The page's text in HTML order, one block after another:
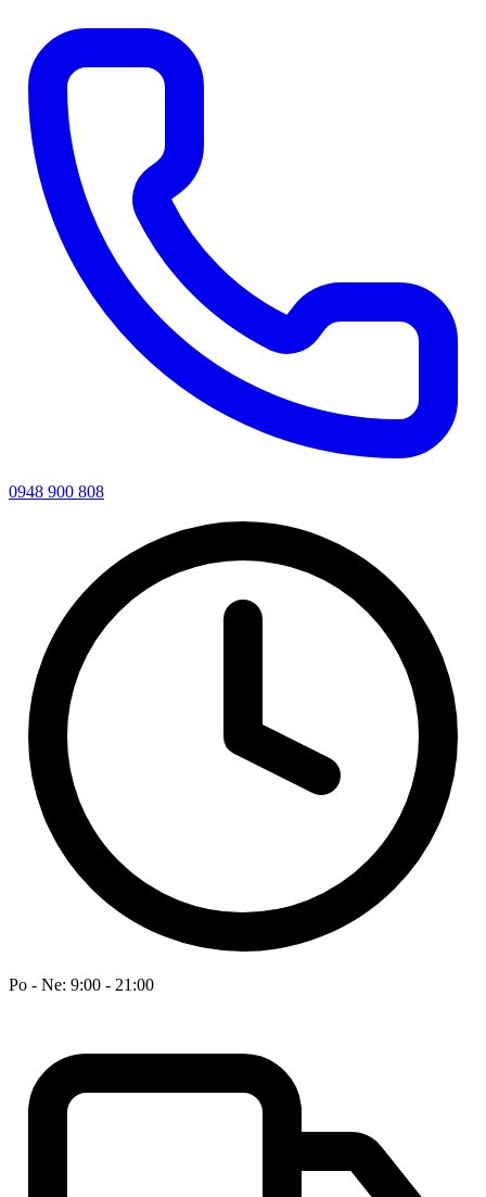
0948 900 808
Po - Ne: 9:00 - 21:00